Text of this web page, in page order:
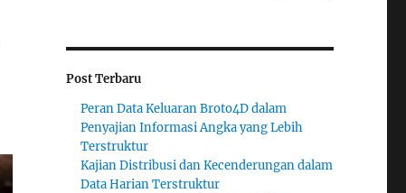
Post Terbaru
Peran Data Keluaran Broto4D dalam
Penyajian Informasi Angka yang Lebih
Terstruktur
Kajian Distribusi dan Kecenderungan dalam
Data Harian Terstruktur